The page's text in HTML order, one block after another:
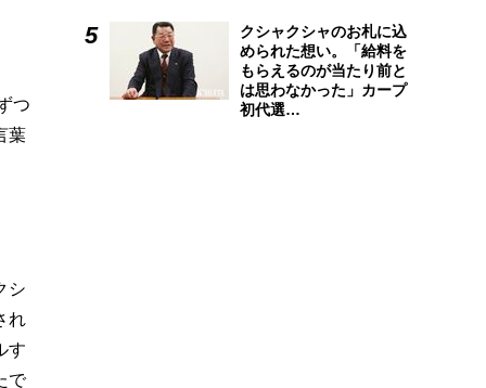
つ
葉
シ
れ
す
で
クシャクシャのお札に込
められた想い。「給料を
もらえるのが当たり前と
は思わなかった」カープ
初代選…